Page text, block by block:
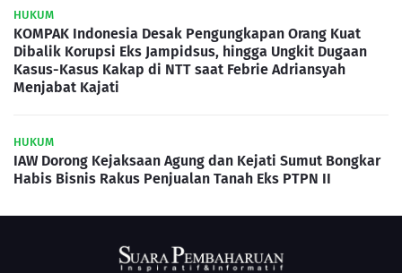
HUKUM
KOMPAK Indonesia Desak Pengungkapan Orang Kuat
Dibalik Korupsi Eks Jampidsus, hingga Ungkit Dugaan
Kasus-Kasus Kakap di NTT saat Febrie Adriansyah
Menjabat Kajati
HUKUM
IAW Dorong Kejaksaan Agung dan Kejati Sumut Bongkar
Habis Bisnis Rakus Penjualan Tanah Eks PTPN II